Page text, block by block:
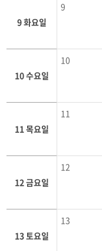
9 화요일
9
10 수요일
10
11 목요일
11
12 금요일
12
13 토요일
13